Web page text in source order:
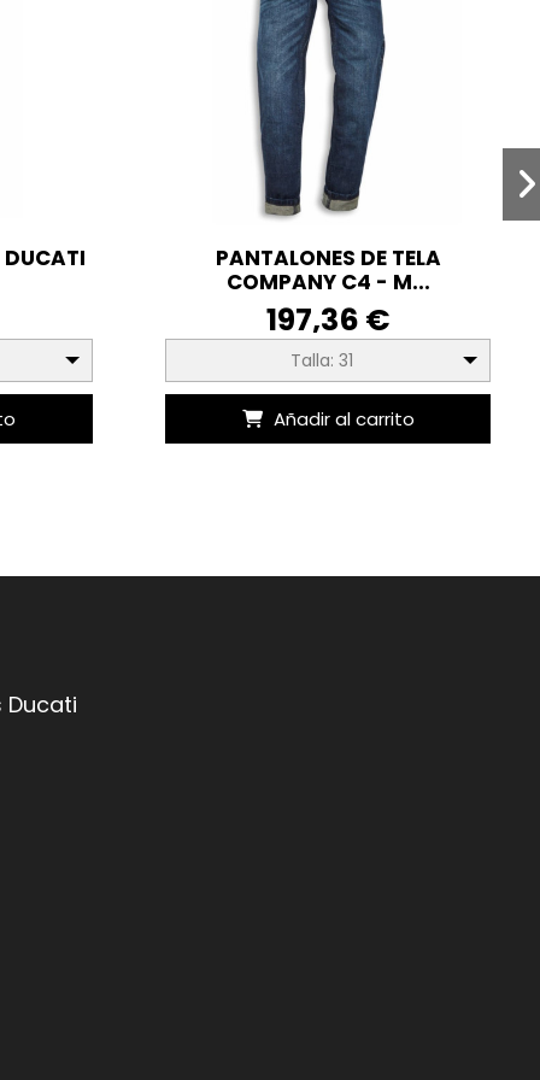
DUCATI
PANTALONES DE TELA
COMPANY C4 - M...
197,36 €
Talla: 31
Añadir al carrito